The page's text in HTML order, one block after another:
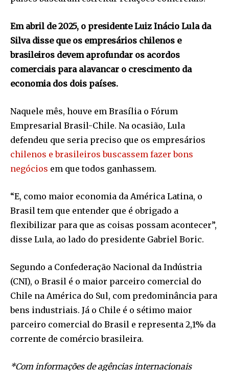
Em abril de 2025, o presidente Luiz Inácio Lula da
Silva disse que os empresários chilenos e
brasileiros devem aprofundar os acordos
comerciais para alavancar o crescimento da
economia dos dois países.
Naquele mês, houve em Brasília o Fórum
Empresarial Brasil-Chile. Na ocasião, Lula
defendeu que seria preciso que os empresários
chilenos e brasileiros buscassem fazer bons
negócios em que todos ganhassem.
“E, como maior economia da América Latina, o
Brasil tem que entender que é obrigado a
flexibilizar para que as coisas possam acontecer”,
disse Lula, ao lado do presidente Gabriel Boric.
Segundo a Confederação Nacional da Indústria
(CNI), o Brasil é o maior parceiro comercial do
Chile na América do Sul, com predominância para
bens industriais. Já o Chile é o sétimo maior
parceiro comercial do Brasil e representa 2,1% da
corrente de comércio brasileira.
*Com informações de agências internacionais